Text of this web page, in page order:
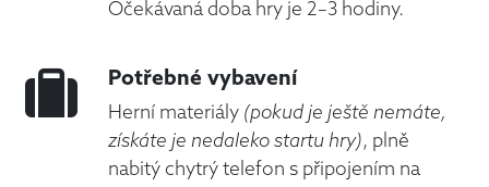
Očekávaná doba hry je 2–3 hodiny.
Potřebné vybavení
Herní materiály (pokud je ještě nemáte,
získáte je nedaleko startu hry), plně
nabitý chytrý telefon s připojením na